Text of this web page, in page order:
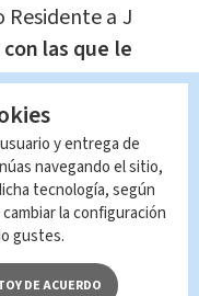
a J
las que le
presume
que le
que el
difundir un
mejores
en
y entrega de
navegando el sitio,
tecnología, según
la configuración
gustes.
DE ACUERDO